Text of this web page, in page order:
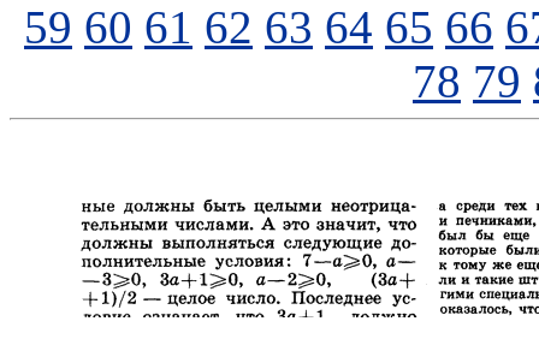
59 60 61 62 63 64 65 66
78 79